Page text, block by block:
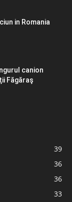
in Romania
canion
Făgăraş
39
36
36
33